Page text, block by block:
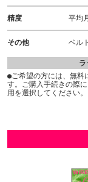
精度 平均
その他 ベル
ラ
●ご希望の方には、無料
す。ご購入手続きの際
用を選択してください。